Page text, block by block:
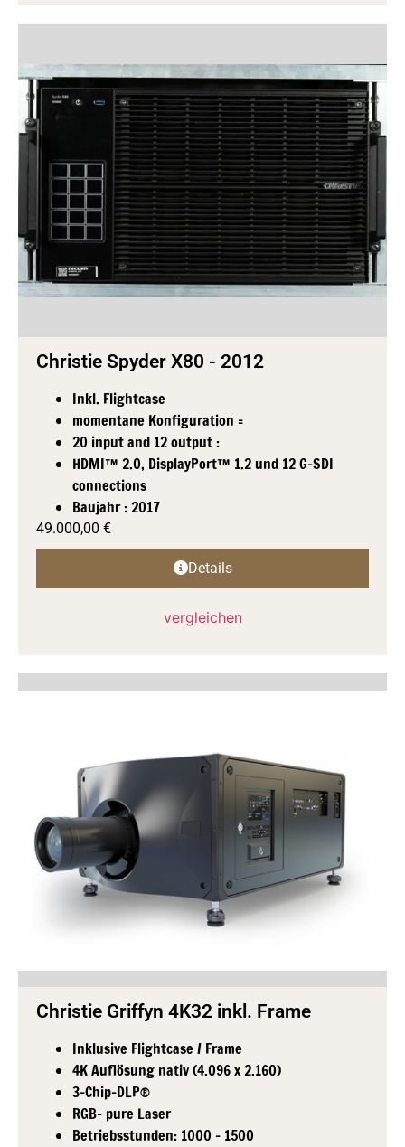
Christie Spyder X80 - 2012
Inkl. Flightcase
momentane Konfiguration =
20 input and 12 output :
HDMI™ 2.0, DisplayPort™ 1.2 und 12 G-SDI
connections
Baujahr : 2017
49.000,00 €
Details
vergleichen
Christie Griffyn 4K32 inkl. Frame
Inklusive Flightcase / Frame
4K Auflösung nativ (4.096 x 2.160)
3-Chip-DLP®
RGB- pure Laser
Betriebsstunden: 1000 - 1500